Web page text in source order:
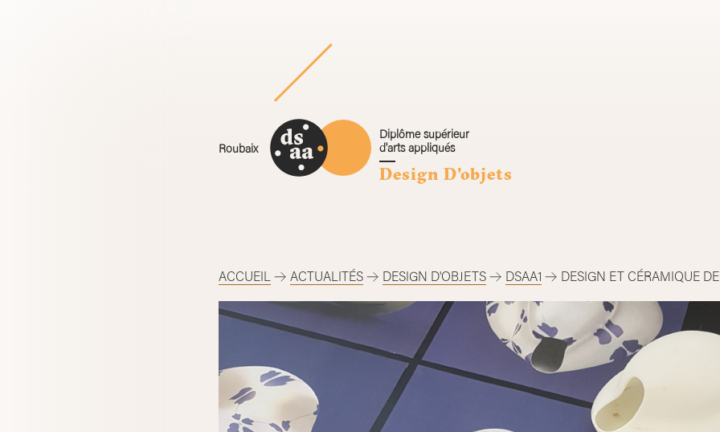
Roubaix
Diplôme supérieur
d'arts appliqués
Design D'objets
ACCUEIL ACTUALITÉS DESIGN D'OBJETS DSAA1 DESIGN ET CÉRAMIQUE